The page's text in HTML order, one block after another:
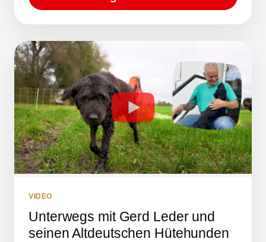
VIDEO
Unterwegs mit Gerd Leder und
seinen Altdeutschen Hütehunden